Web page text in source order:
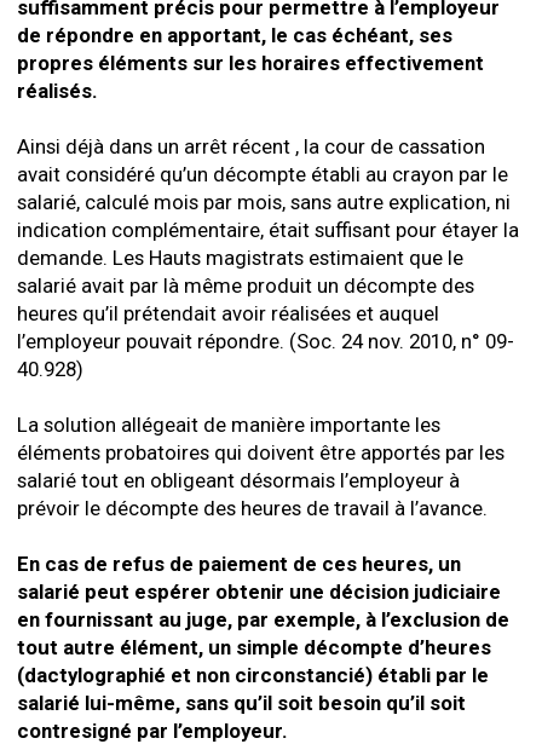
suffisamment précis pour permettre à l’employeur
de répondre en apportant, le cas échéant, ses
propres éléments sur les horaires effectivement
réalisés.
Ainsi déjà dans un arrêt récent , la cour de cassation
avait considéré qu’un décompte établi au crayon par le
salarié, calculé mois par mois, sans autre explication, ni
indication complémentaire, était suffisant pour étayer la
demande. Les Hauts magistrats estimaient que le
salarié avait par là même produit un décompte des
heures qu’il prétendait avoir réalisées et auquel
l’employeur pouvait répondre. (Soc. 24 nov. 2010, n° 09-
40.928)
La solution allégeait de manière importante les
éléments probatoires qui doivent être apportés par les
salarié tout en obligeant désormais l’employeur à
prévoir le décompte des heures de travail à l’avance.
En cas de refus de paiement de ces heures, un
salarié peut espérer obtenir une décision judiciaire
en fournissant au juge, par exemple, à l’exclusion de
tout autre élément, un simple décompte d’heures
(dactylographié et non circonstancié) établi par le
salarié lui-même, sans qu’il soit besoin qu’il soit
contresigné par l’employeur.